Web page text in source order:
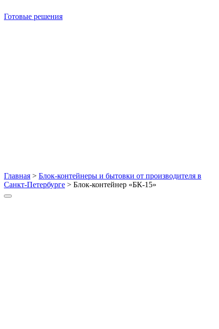
Готовые решения
Главная > Блок-контейнеры и бытовки от производителя в
Санкт-Петербурге > Блок-контейнер «БК-15»